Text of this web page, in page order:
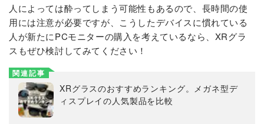
人によっては酔ってしまう可能性もあるので、長時間の使
用には注意が必要ですが、こうしたデバイスに慣れている
人が新たにPCモニターの購入を考えているなら、XRグラ
スもぜひ検討してみてください！
関連記事
XRグラスのおすすめランキング。メガネ型デ
ィスプレイの人気製品を比較